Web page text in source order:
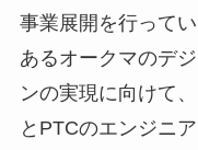
事業展開を行って
あるオークマのデ
ンの実現に向けて
とPTCのエンジニ